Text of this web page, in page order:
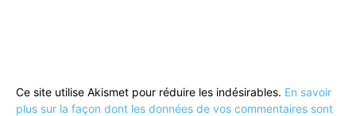
Ce site utilise Akismet pour réduire les indésirables. En savoir
plus sur la façon dont les données de vos commentaires sont